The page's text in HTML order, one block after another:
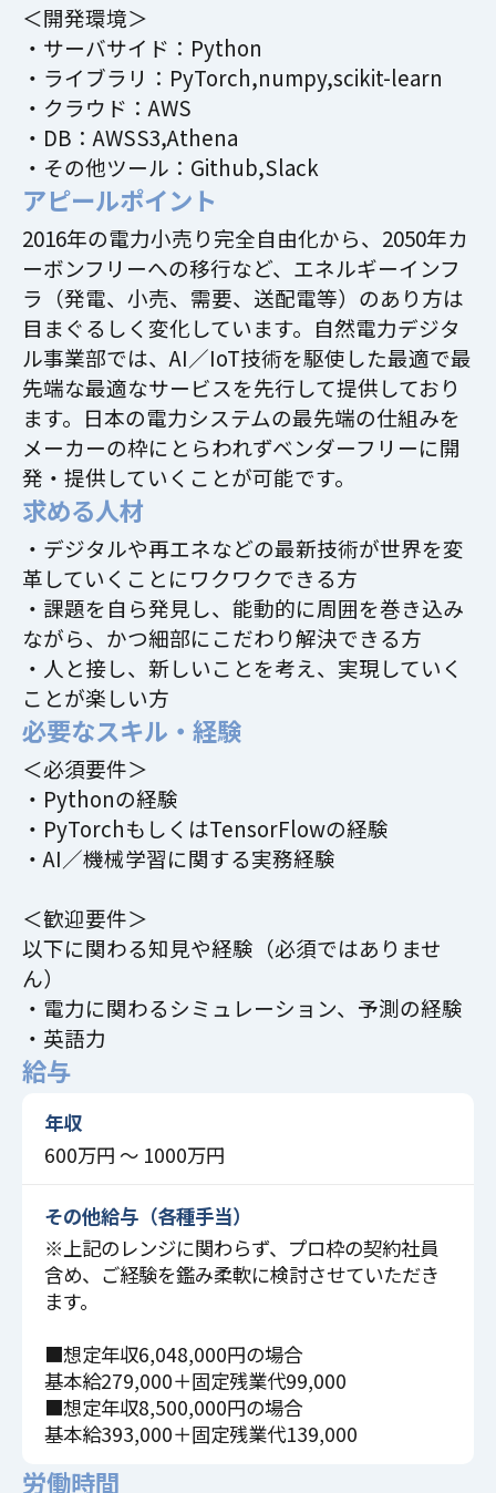
＜開発環境＞
・サーバサイド：Python
・ライブラリ：PyTorch,numpy,scikit-learn
・クラウド：AWS
・DB：AWSS3,Athena
・その他ツール：Github,Slack
アピールポイント
2016年の電力小売り完全自由化から、2050年カ
ーボンフリーへの移行など、エネルギーインフ
ラ（発電、小売、需要、送配電等）のあり方は
目まぐるしく変化しています。自然電力デジタ
ル事業部では、AI／IoT技術を駆使した最適で最
先端な最適なサービスを先行して提供しており
ます。日本の電力システムの最先端の仕組みを
メーカーの枠にとらわれずベンダーフリーに開
発・提供していくことが可能です。
求める人材
・デジタルや再エネなどの最新技術が世界を変
革していくことにワクワクできる方
・課題を自ら発見し、能動的に周囲を巻き込み
ながら、かつ細部にこだわり解決できる方
・人と接し、新しいことを考え、実現していく
ことが楽しい方
必要なスキル・経験
＜必須要件＞
・Pythonの経験
・PyTorchもしくはTensorFlowの経験
・AI／機械学習に関する実務経験
＜歓迎要件＞
以下に関わる知見や経験（必須ではありませ
ん）
・電力に関わるシミュレーション、予測の経験
・英語力
給与
年収
600万円 〜 1000万円
その他給与（各種手当）
※上記のレンジに関わらず、プロ枠の契約社員
含め、ご経験を鑑み柔軟に検討させていただき
ます。
■想定年収6,048,000円の場合
基本給279,000＋固定残業代99,000
■想定年収8,500,000円の場合
基本給393,000＋固定残業代139,000
労働時間